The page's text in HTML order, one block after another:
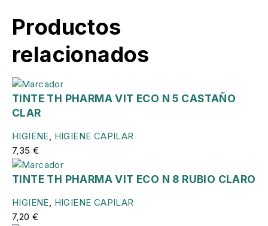
Productos
relacionados
TINTE TH PHARMA VIT ECO N 5 CASTAÑO
CLAR
HIGIENE, HIGIENE CAPILAR
7,35 €
TINTE TH PHARMA VIT ECO N 8 RUBIO CLARO
HIGIENE, HIGIENE CAPILAR
7,20 €